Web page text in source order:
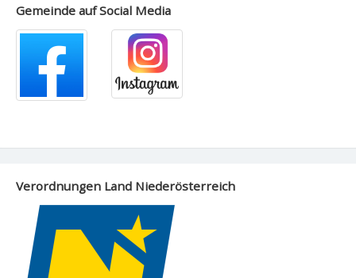
Gemeinde auf Social Media
Verordnungen Land Niederösterreich